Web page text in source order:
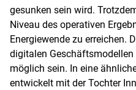
gesunken sein wird.
Niveau des operativen
Energiewende zu erreichen.
digitalen Geschäftsmodellen
möglich sein. In eine
entwickelt mit der Tochter